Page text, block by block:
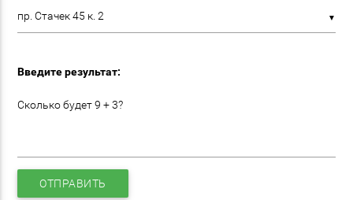
▼
Введите результат:
Сколько будет 9 + 3?
ОТПРАВИТЬ